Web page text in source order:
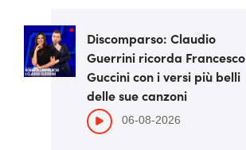
Discomparso: Claudio
Guerrini ricorda Francesco
Guccini con i versi più belli
delle sue canzoni
06-08-2026